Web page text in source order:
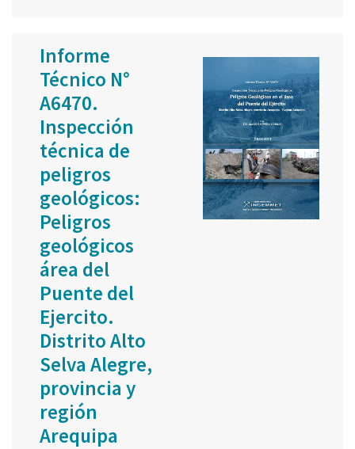
Informe
Técnico N°
A6470.
Inspección
técnica de
peligros
geológicos:
Peligros
geológicos
área del
Puente del
Ejercito.
Distrito Alto
Selva Alegre,
provincia y
región
Arequipa